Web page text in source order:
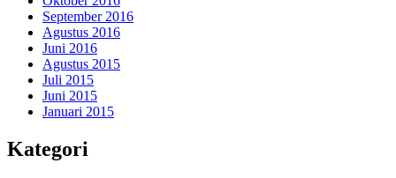
September 2016
Agustus 2016
Juni 2016
Agustus 2015
Juli 2015
Juni 2015
Januari 2015
Kategori